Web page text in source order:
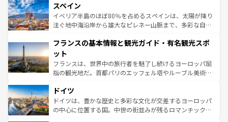
ろん、トスカーナの美しい田園風景やアマルフィ海岸の絶
景など、自然景観も見逃せない。観光の合間には、本場の
ピザやパスタなど、絶品のイタリア料理を堪能することも
ませてくれるイタリアで、忘れられない旅をしてみよう！
なお、新着のイタリア情報は
しい。
スペイン
イベリア半島のほぼ80％を占めるスペインは、太陽が降り
注ぐ地中海沿岸から雄大なピレネー山脈まで、多彩な自然
文化が根付くこの国では、情熱的なフラメンコ、熱気あふ
れる闘牛、そして美味しいタパスが生活の一部となってい
る。首都マドリードの洗練された雰囲気や、バルセロナの
アートに溢れた街角から、地方では古代ローマ遺跡や中世
せる。地方によって風土や気候が異なるスペインはその個
性で訪れる人を魅了する。 なお、新着のスペイン情報は コ
ンテンツ一覧を参照してほしい。
フランスの基本情報と観光ガイド・有名観光スポ
ット
フランスは、世界中の旅行者を魅了し続けるヨーロッパ屈
指の観光地だ。首都パリのエッフェル塔やルーブル美術館
で、幅広い魅力が詰まっている。華麗な宮殿、歴史的な大
聖堂、美しいビーチ、そして豊かな自然が、訪れる者を心
から魅了する。また、フランスは美食の国としても知ら
ドイツ
ドイツは、豊かな歴史と多彩な文化が交差するヨーロッパ
の中心に位置する国。中世の街並みが残るロマンチック街